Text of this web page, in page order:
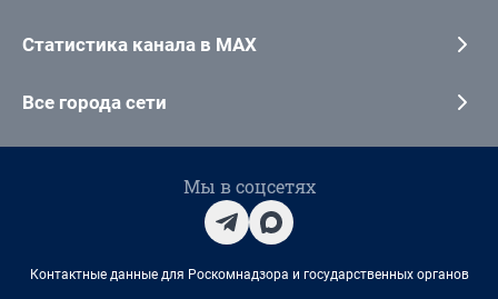
Статистика канала в MAX
Все города сети
Мы в соцсетях
Контактные данные для Роскомнадзора и государственных органов